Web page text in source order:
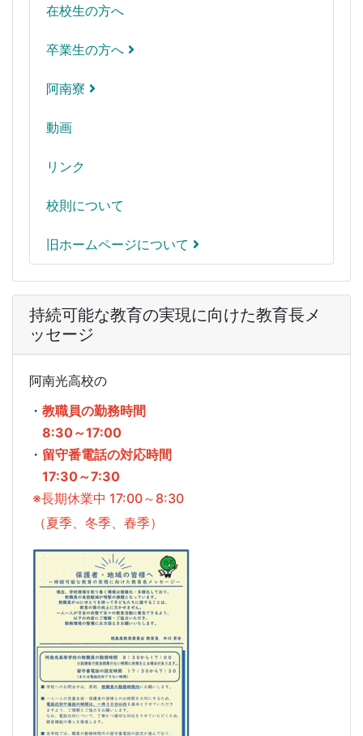
在校生の方へ
卒業生の方へ
阿南寮
動画
リンク
校則について
旧ホームページについて
持続可能な教育の実現に向けた教育長メ
ッセージ
阿南光高校の
・ 教職員の勤務時間
8:30～17:00
・ 留守番電話の対応時間
17:30～7:30
※長期休業中 17:00～8:30
（夏季、冬季、春季）